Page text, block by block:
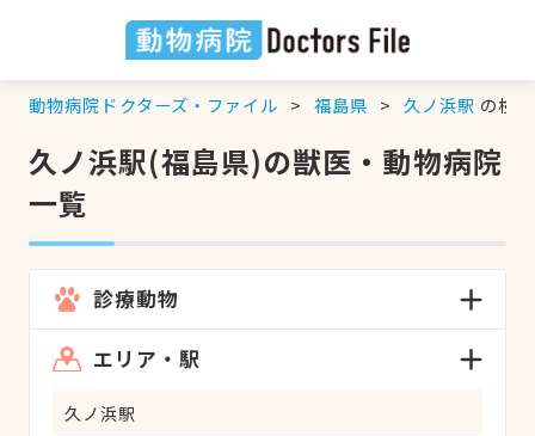
動物病院ドクターズ・ファイル 福島県 久ノ浜駅 の検
久ノ浜駅(福島県)の獣医・動物病院
一覧
診療動物
エリア・駅
久ノ浜駅